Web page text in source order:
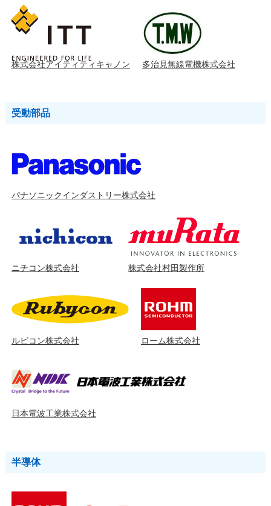
株式会社アイティティキャノン 多治見無線電機株式会社
受動部品
パナソニックインダストリー株式会社
ニチコン株式会社 株式会社村田製作所
ルビコン株式会社 ローム株式会社
日本電波工業株式会社
半導体